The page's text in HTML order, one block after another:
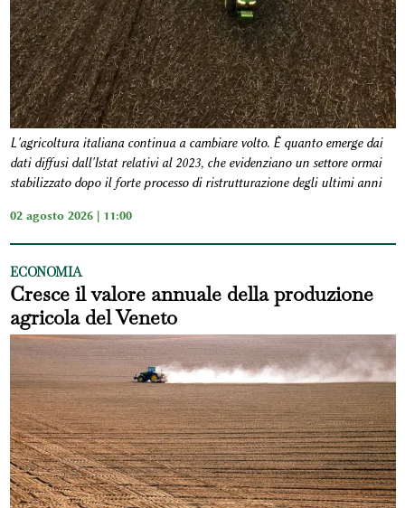
L'agricoltura italiana continua a cambiare volto. È quanto emerge dai
dati diffusi dall'Istat relativi al 2023, che evidenziano un settore ormai
stabilizzato dopo il forte processo di ristrutturazione degli ultimi anni
02 agosto 2026 | 11:00
ECONOMIA
Cresce il valore annuale della produzione
agricola del Veneto